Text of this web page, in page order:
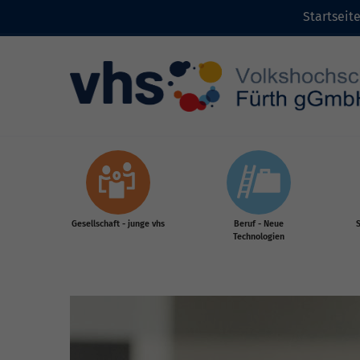
Startseite
Gesellschaft - junge vhs
Beruf - Neue
Technologien